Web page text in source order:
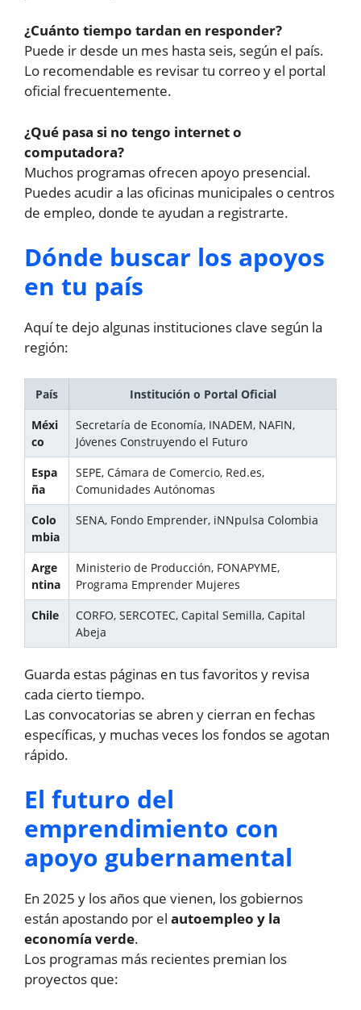
¿Cuánto tiempo tardan en responder?
Puede ir desde un mes hasta seis, según el país.
Lo recomendable es revisar tu correo y el portal
oficial frecuentemente.
¿Qué pasa si no tengo internet o
computadora?
Muchos programas ofrecen apoyo presencial.
Puedes acudir a las oficinas municipales o centros
de empleo, donde te ayudan a registrarte.
Dónde buscar los apoyos
en tu país
Aquí te dejo algunas instituciones clave según la
región:
País
Institución o Portal Oficial
Méxi
co
Secretaría de Economía, INADEM, NAFIN,
Jóvenes Construyendo el Futuro
Espa
ña
SEPE, Cámara de Comercio, Red.es,
Comunidades Autónomas
Colo
mbia
SENA, Fondo Emprender, iNNpulsa Colombia
Arge
ntina
Ministerio de Producción, FONAPYME,
Programa Emprender Mujeres
Chile
CORFO, SERCOTEC, Capital Semilla, Capital
Abeja
Guarda estas páginas en tus favoritos y revisa
cada cierto tiempo.
Las convocatorias se abren y cierran en fechas
específicas, y muchas veces los fondos se agotan
rápido.
El futuro del
emprendimiento con
apoyo gubernamental
En 2025 y los años que vienen, los gobiernos
están apostando por el autoempleo y la
economía verde.
Los programas más recientes premian los
proyectos que: